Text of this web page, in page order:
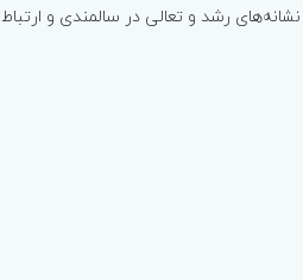
رشد و تعالی در سالمندی و ارتباط